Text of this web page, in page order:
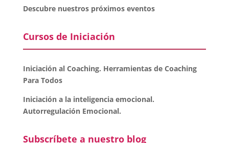
Descubre nuestros próximos eventos
Cursos de Iniciación
Iniciación al Coaching. Herramientas de Coaching
Para Todos
Iniciación a la inteligencia emocional.
Autorregulación Emocional.
Subscríbete a nuestro blog